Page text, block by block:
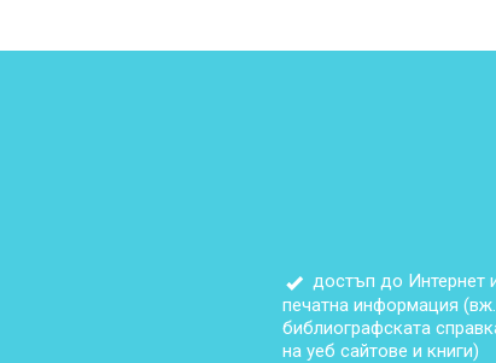
достъп до Интернет
печатна информация (вж.
библиографската
на уеб сайтове и книги)